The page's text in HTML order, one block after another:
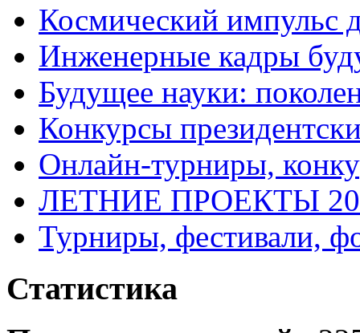
Космический импульс
Инженерные кадры
Будущее науки:
Конкурсы
Онлайн-турниры,
ЛЕТНИЕ ПРОЕКТЫ
Турниры, фестивали,
Статистика